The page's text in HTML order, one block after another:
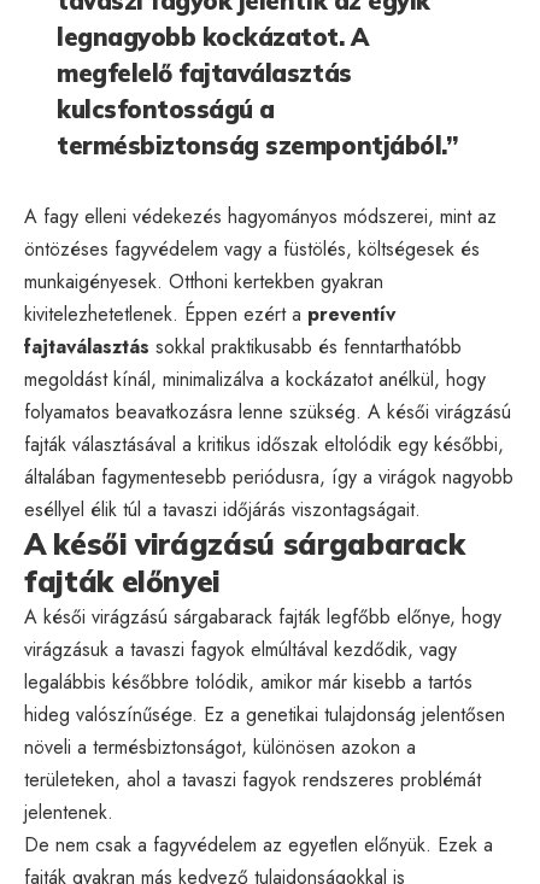
legnagyobb kockázatot. A
megfelelő fajtaválasztás
kulcsfontosságú a
termésbiztonság szempontjából.”
A fagy elleni védekezés hagyományos módszerei, mint az
öntözéses fagyvédelem vagy a füstölés, költségesek és
munkaigényesek. Otthoni kertekben gyakran
kivitelezhetetlenek. Éppen ezért a preventív
fajtaválasztás sokkal praktikusabb és fenntarthatóbb
megoldást kínál, minimalizálva a kockázatot anélkül, hogy
folyamatos beavatkozásra lenne szükség. A késői virágzású
fajták választásával a kritikus időszak eltolódik egy későbbi,
általában fagymentesebb periódusra, így a virágok nagyobb
eséllyel élik túl a tavaszi időjárás viszontagságait.
A késői virágzású sárgabarack
fajták előnyei
A késői virágzású sárgabarack fajták legfőbb előnye, hogy
virágzásuk a tavaszi fagyok elmúltával kezdődik, vagy
legalábbis későbbre tolódik, amikor már kisebb a tartós
hideg valószínűsége. Ez a genetikai tulajdonság jelentősen
növeli a termésbiztonságot, különösen azokon a
területeken, ahol a tavaszi fagyok rendszeres problémát
jelentenek.
De nem csak a fagyvédelem az egyetlen előnyük. Ezek a
fajták gyakran más kedvező tulajdonságokkal is